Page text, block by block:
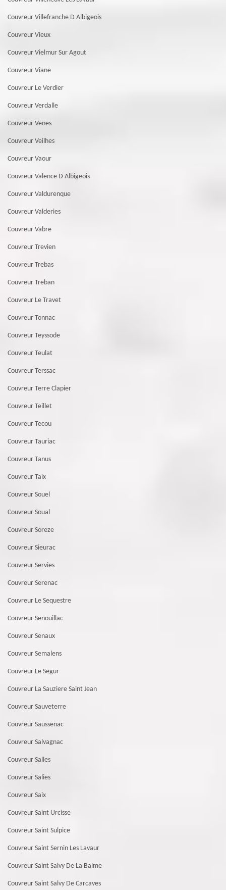
Couvreur Villefranche D Albigeois
Couvreur Vieux
Couvreur Vielmur Sur Agout
Couvreur Viane
Couvreur Le Verdier
Couvreur Verdalle
Couvreur Venes
Couvreur Veilhes
Couvreur Vaour
Couvreur Valence D Albigeois
Couvreur Valdurenque
Couvreur Valderies
Couvreur Vabre
Couvreur Trevien
Couvreur Trebas
Couvreur Treban
Couvreur Le Travet
Couvreur Tonnac
Couvreur Teyssode
Couvreur Teulat
Couvreur Terssac
Couvreur Terre Clapier
Couvreur Teillet
Couvreur Tecou
Couvreur Tauriac
Couvreur Tanus
Couvreur Taix
Couvreur Souel
Couvreur Soual
Couvreur Soreze
Couvreur Sieurac
Couvreur Servies
Couvreur Serenac
Couvreur Le Sequestre
Couvreur Senouillac
Couvreur Senaux
Couvreur Semalens
Couvreur Le Segur
Couvreur La Sauziere Saint Jean
Couvreur Sauveterre
Couvreur Saussenac
Couvreur Salvagnac
Couvreur Salles
Couvreur Salies
Couvreur Saix
Couvreur Saint Urcisse
Couvreur Saint Sulpice
Couvreur Saint Sernin Les Lavaur
Couvreur Saint Salvy De La Balme
Couvreur Saint Salvy De Carcaves